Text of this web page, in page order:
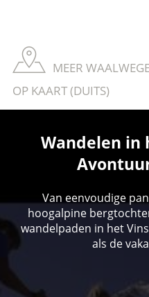
MEER
OP KAART (DUITS)
Wandelen in
Van eenvoudige
hoogalpine
wandelpaden in het
als de